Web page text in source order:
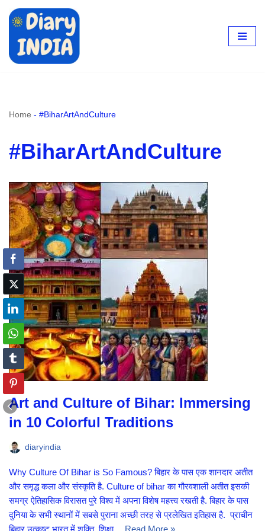
content
Home - #BiharArtAndCulture
#BiharArtAndCulture
Art and Culture of Bihar: Immersing
in 10 Colorful Traditions
diaryindia
Why Culture Of Bihar is So Famous? बिहार के पास एक शानदार अतीत
और समृद्ध कला और संस्कृति है. Culture of bihar का गौरवशाली अतीत इसकी
समग्र ऐतिहासिक विरासत पुरे विश्व में अपना विशेष महत्त्व रखती है. बिहार के पास
दुनिया के सभी स्थानों में सबसे पुराना अच्छी तरह से प्रलेखित इतिहास है. प्राचीन
बिहार उत्कृष्ट भारत में शक्ति, शिक्षा… Read More »